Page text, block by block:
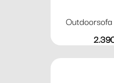
Outdoorsofa
Preis